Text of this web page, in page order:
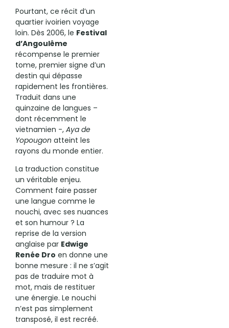
Pourtant, ce récit d’un
quartier ivoirien voyage
loin. Dès 2006, le Festival
d’Angoulême
récompense le premier
tome, premier signe d’un
destin qui dépasse
rapidement les frontières.
Traduit dans une
quinzaine de langues –
dont récemment le
vietnamien -,Aya de
Yopougon atteint les
rayons du monde entier.
La traduction constitue
un véritable enjeu.
Comment faire passer
une langue comme le
nouchi, avec ses nuances
et son humour ? La
reprise de la version
anglaise par Edwige
Renée Dro en donne une
bonne mesure : il ne s’agit
pas de traduire mot à
mot, mais de restituer
une énergie. Le nouchi
n’est pas simplement
transposé, il est recréé.